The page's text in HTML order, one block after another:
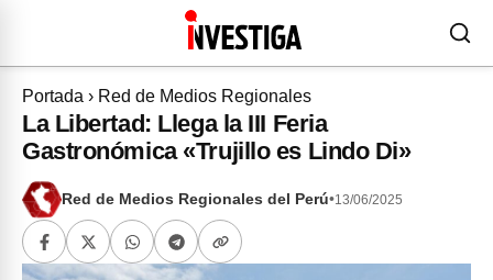
Portada › Red de Medios Regionales
La Libertad: Llega la III Feria
Gastronómica «Trujillo es Lindo Di»
Red de Medios Regionales del Perú•13/06/2025